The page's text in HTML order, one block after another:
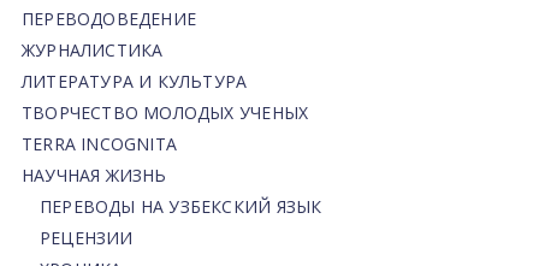
ПЕРЕВОДОВЕДЕНИЕ
ЖУРНАЛИСТИКА
ЛИТЕРАТУРА И КУЛЬТУРА
ТВОРЧЕСТВО МОЛОДЫХ УЧЕНЫХ
TERRA INCOGNITA
НАУЧНАЯ ЖИЗНЬ
ПЕРЕВОДЫ НА УЗБЕКСКИЙ ЯЗЫК
РЕЦЕНЗИИ